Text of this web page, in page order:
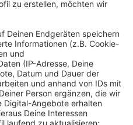
im Ruhrgebiet
es die Täter meist auf
Sie hatten die
vor allem Tabakwaren
zu verkaufen. Der eine
beteiligt, der andere
die Richter Haftstrafen
und neun Monaten.
Teil schon verurteilt.